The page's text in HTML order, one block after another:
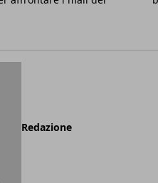
Redazione